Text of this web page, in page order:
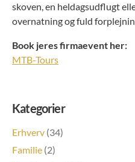
skoven, en heldagsudflugt
overnatning og fuld
Book jeres firmaevent her:
MTB-Tours
Kategorier
Erhverv (34)
Familie (2)